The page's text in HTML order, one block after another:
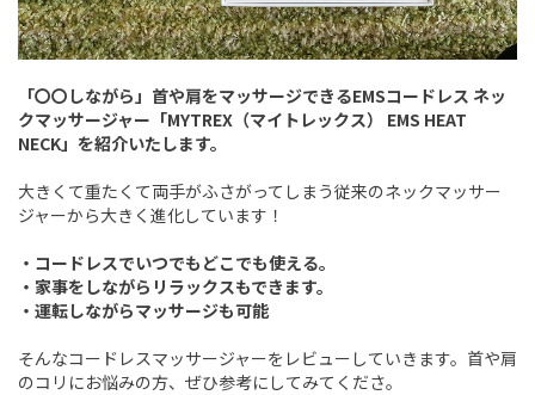
「〇〇しながら」首や肩をマッサージできるEMSコードレス ネッ
クマッサージャー「MYTREX（マイトレックス） EMS HEAT
NECK」を紹介いたします。
大きくて重たくて両手がふさがってしまう従来のネックマッサー
ジャーから大きく進化しています！
・コードレスでいつでもどこでも使える。
・家事をしながらリラックスもできます。
・運転しながらマッサージも可能
そんなコードレスマッサージャーをレビューしていきます。首や肩
のコリにお悩みの方、ぜひ参考にしてみてくださ。